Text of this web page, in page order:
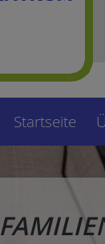
Startseite